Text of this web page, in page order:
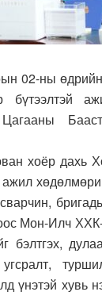
02-ны өдрийн
хоёр дахь
Мон-Илч ХХК-
бэлтгэх,
үнэтэй хувь